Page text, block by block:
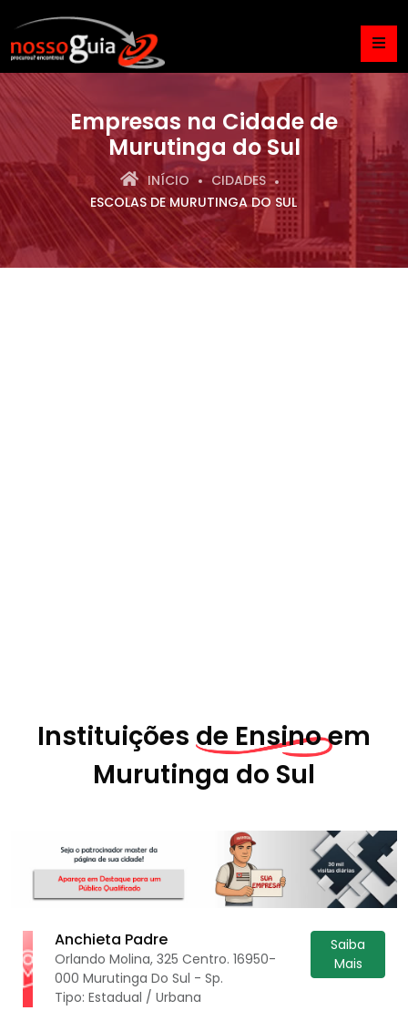
Empresas na Cidade de
Murutinga do Sul
INÍCIO
CIDADES
ESCOLAS DE MURUTINGA DO SUL
Instituições de Ensino em
Murutinga do Sul
Anchieta Padre
Orlando Molina, 325 Centro. 16950-
000 Murutinga Do Sul - Sp.
Tipo: Estadual / Urbana
Saiba
Mais